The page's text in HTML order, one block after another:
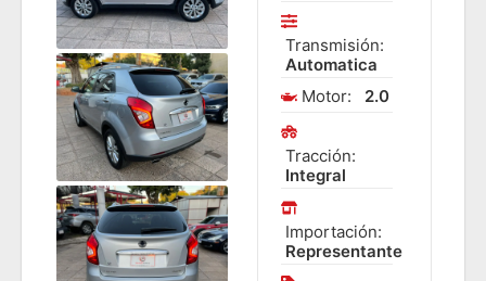
Transmisión:
Automatica
Motor:
2.0
Tracción:
Integral
Importación:
Representante